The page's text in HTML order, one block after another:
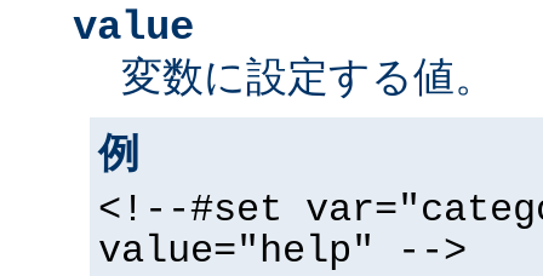
value
変数に設定する値。
例
<!--#set
value="help" -->